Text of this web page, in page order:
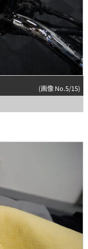
(画像 No.5/15)